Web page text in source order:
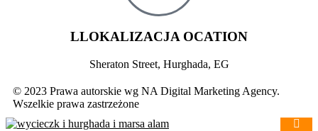
LLOKALIZACJA OCATION
Sheraton Street, Hurghada, EG
© 2023 Prawa autorskie wg NA Digital Marketing Agency.
Wszelkie prawa zastrzeżone